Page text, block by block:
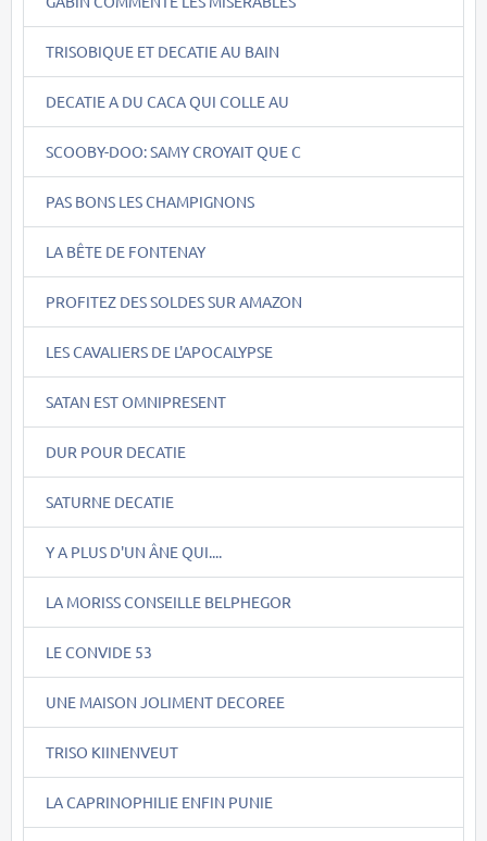
TRISOBIQUE ET DECATIE AU BAIN
DECATIE A DU CACA QUI COLLE AU
SCOOBY-DOO: SAMY CROYAIT QUE C
PAS BONS LES CHAMPIGNONS
LA BÊTE DE FONTENAY
PROFITEZ DES SOLDES SUR AMAZON
LES CAVALIERS DE L'APOCALYPSE
SATAN EST OMNIPRESENT
DUR POUR DECATIE
SATURNE DECATIE
Y A PLUS D'UN ÂNE QUI....
LA MORISS CONSEILLE BELPHEGOR
LE CONVIDE 53
UNE MAISON JOLIMENT DECOREE
TRISO KIINENVEUT
LA CAPRINOPHILIE ENFIN PUNIE